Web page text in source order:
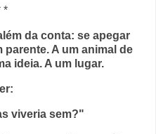
*
da conta: se apegar
parente. A um animal de
ideia. A um lugar.
viveria sem?"